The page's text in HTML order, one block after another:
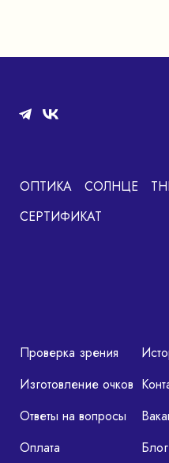
ОПТИКА СОЛНЦЕ
СЕРТИФИКАТ
Проверка зрения
Изготовление очков
Ответы на вопросы
Оплата
Блог